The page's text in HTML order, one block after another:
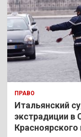
ПРАВО
Итальянский
экстрадиции в